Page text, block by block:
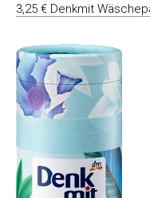
3,25 € Denkmit